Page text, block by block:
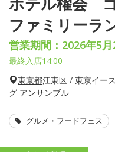
ファミリーラ
営業期間：2026年5
最終入店14:00
東京都江東区 / 東京イー
グ アンサンブル
グルメ・フードフェス